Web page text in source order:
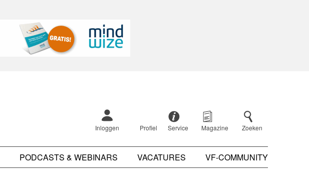
Inloggen Profiel Service Magazine Zoeken
PODCASTS & WEBINARS VACATURES VF-COMMUNITY